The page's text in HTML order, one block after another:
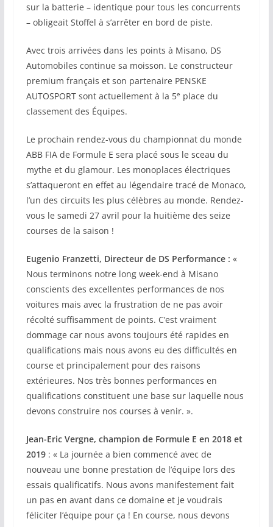
sur la batterie – identique pour tous les concurrents
– obligeait Stoffel à s’arrêter en bord de piste.
Avec trois arrivées dans les points à Misano, DS
Automobiles continue sa moisson. Le constructeur
premium français et son partenaire PENSKE
AUTOSPORT sont actuellement à la 5e place du
classement des Équipes.
Le prochain rendez-vous du championnat du monde
ABB FIA de Formule E sera placé sous le sceau du
mythe et du glamour. Les monoplaces électriques
s’attaqueront en effet au légendaire tracé de Monaco,
l’un des circuits les plus célèbres au monde. Rendez-
vous le samedi 27 avril pour la huitième des seize
courses de la saison !
Eugenio Franzetti, Directeur de DS Performance : «
Nous terminons notre long week-end à Misano
conscients des excellentes performances de nos
voitures mais avec la frustration de ne pas avoir
récolté suffisamment de points. C’est vraiment
dommage car nous avons toujours été rapides en
qualifications mais nous avons eu des difficultés en
course et principalement pour des raisons
extérieures. Nos très bonnes performances en
qualifications constituent une base sur laquelle nous
devons construire nos courses à venir. ».
Jean-Eric Vergne, champion de Formule E en 2018 et
2019: « La journée a bien commencé avec de
nouveau une bonne prestation de l’équipe lors des
essais qualificatifs. Nous avons manifestement fait
un pas en avant dans ce domaine et je voudrais
féliciter l’équipe pour ça ! En course, nous devons